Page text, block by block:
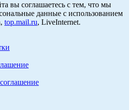
вы соглашаетесь с тем, что мы
данные с использованием
top.mail.ru, LiveInternet.